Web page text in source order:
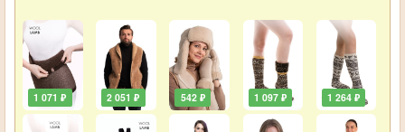
1 071 ₽ 2 051 ₽ 542 ₽ 1 097 ₽ 1 264 ₽